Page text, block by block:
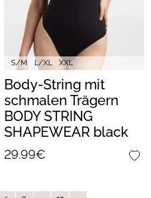
S/M L/XL XXL
Body-String mit
schmalen Trägern
BODY STRING
SHAPEWEAR black
29.99€